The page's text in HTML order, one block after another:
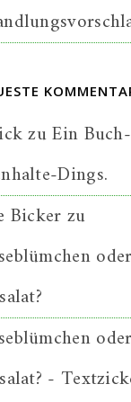
zuEin Buch-
Dings.
Bickerzu
oder
oder
-